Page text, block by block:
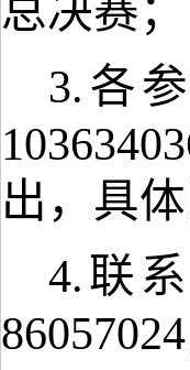
总决赛；
3.各
出，具
4.联
86057024